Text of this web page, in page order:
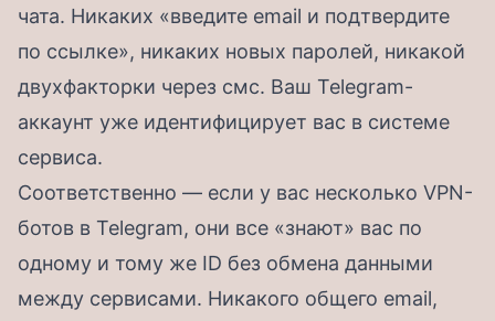
чата. Никаких «введите email и подтвердите
по ссылке», никаких новых паролей, никакой
двухфакторки через смс. Ваш Telegram-
аккаунт уже идентифицирует вас в системе
сервиса.
Соответственно — если у вас несколько VPN-
ботов в Telegram, они все «знают» вас по
одному и тому же ID без обмена данными
между сервисами. Никакого общего email,